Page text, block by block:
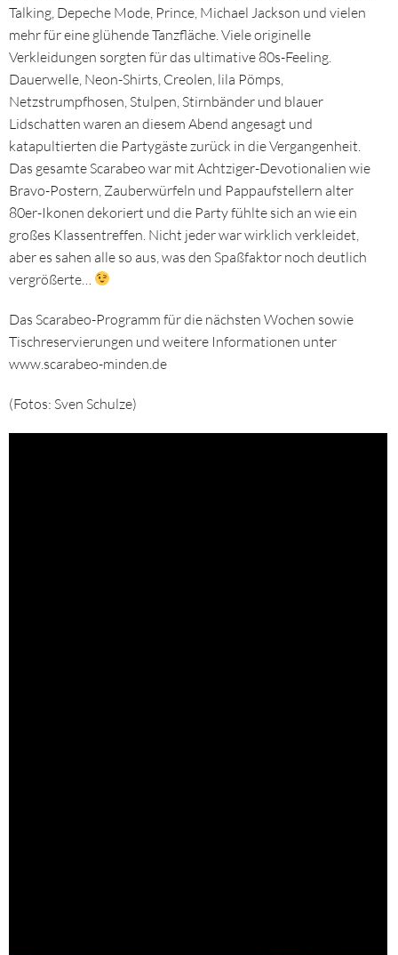
Talking, Depeche Mode, Prince, Michael Jackson und vielen
mehr für eine glühende Tanzfläche. Viele originelle
Verkleidungen sorgten für das ultimative 80s-Feeling.
Dauerwelle, Neon-Shirts, Creolen, lila Pömps,
Netzstrumpfhosen, Stulpen, Stirnbänder und blauer
Lidschatten waren an diesem Abend angesagt und
katapultierten die Partygäste zurück in die Vergangenheit.
Das gesamte Scarabeo war mit Achtziger-Devotionalien wie
Bravo-Postern, Zauberwürfeln und Pappaufstellern alter
80er-Ikonen dekoriert und die Party fühlte sich an wie ein
großes Klassentreffen. Nicht jeder war wirklich verkleidet,
aber es sahen alle so aus, was den Spaßfaktor noch deutlich
vergrößerte…
Das Scarabeo-Programm für die nächsten Wochen sowie
Tischreservierungen und weitere Informationen unter
www.scarabeo-minden.de
(Fotos: Sven Schulze)